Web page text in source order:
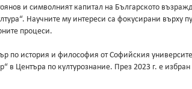
и символният капитал на Българското
Научните му интереси са фокусирани върху
процеси.
по история и философия от Софийския
в Центъра по културознание. През 2023 г. е